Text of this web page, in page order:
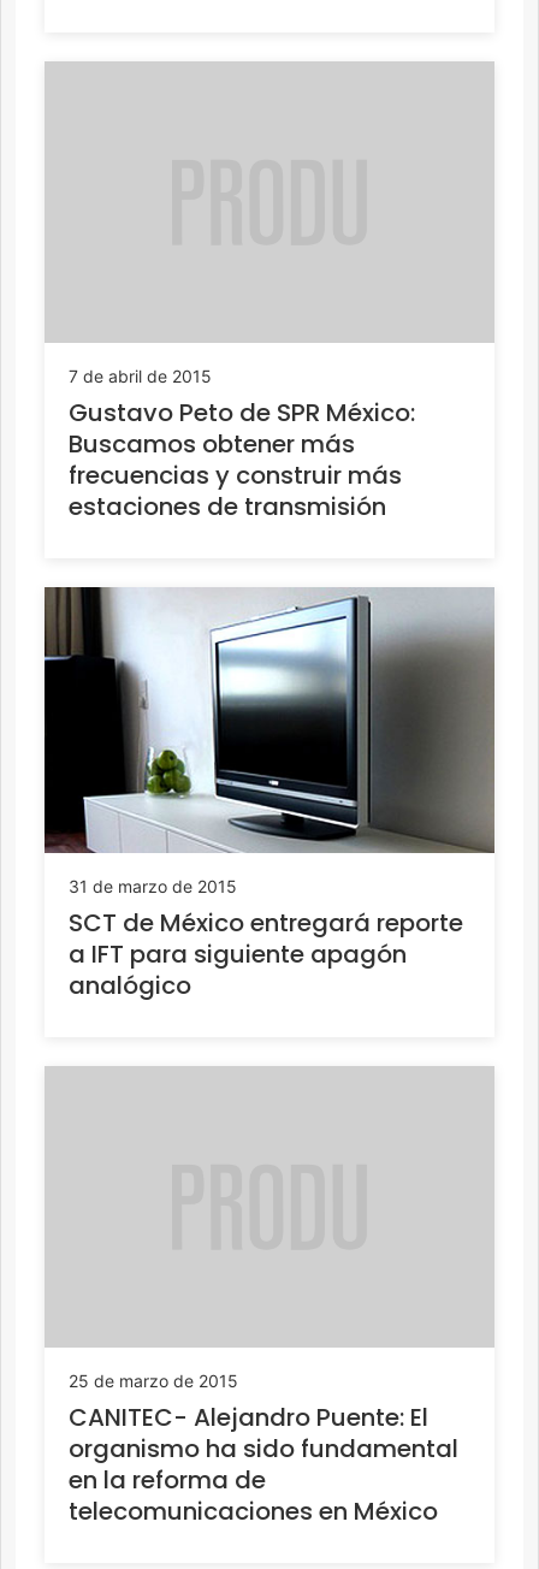
7 de abril de 2015
Gustavo Peto de SPR México:
Buscamos obtener más
frecuencias y construir más
estaciones de transmisión
31 de marzo de 2015
SCT de México entregará reporte
a IFT para siguiente apagón
analógico
25 de marzo de 2015
CANITEC- Alejandro Puente: El
organismo ha sido fundamental
en la reforma de
telecomunicaciones en México